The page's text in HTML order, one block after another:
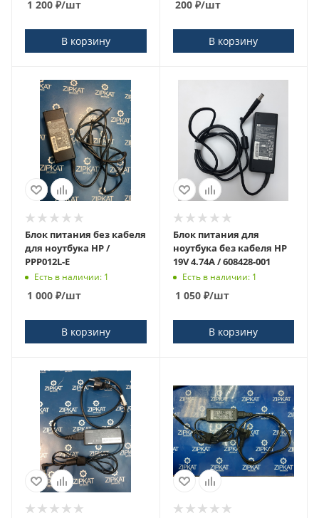
1 200 ₽/шт
В корзину
200₽/шт
В корзину
Блок питания без кабеля
для ноутбука HP /
PPP012L-E
Есть в наличии: 1
1 000 ₽/шт
В корзину
Блок питания для
ноутбука без кабеля HP
19V 4.74A / 608428-001
Есть в наличии: 1
1 050₽/шт
В корзину